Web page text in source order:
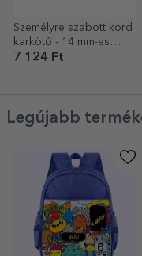
Személyre szabott kord
karkötő - 14 mm-es
gyöngy - 925-ös ezüst -
7 124 Ft
Legújabb